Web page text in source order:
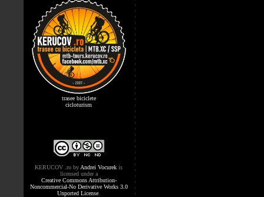
trasee biciclete
cicloturism
KERUCOV .ro by Andrei Vocurek is
licensed under a
Creative Commons Attribution-
Noncommercial-No Derivative Works 3.0
Unported License